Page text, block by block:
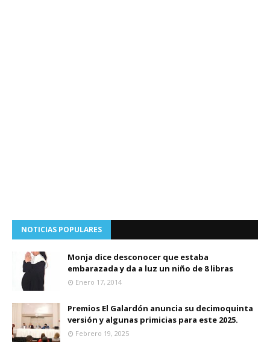
NOTICIAS POPULARES
Monja dice desconocer que estaba
embarazada y da a luz un niño de 8 libras
Enero 17, 2014
Premios El Galardón anuncia su decimoquinta
versión y algunas primicias para este 2025.
Febrero 19, 2025